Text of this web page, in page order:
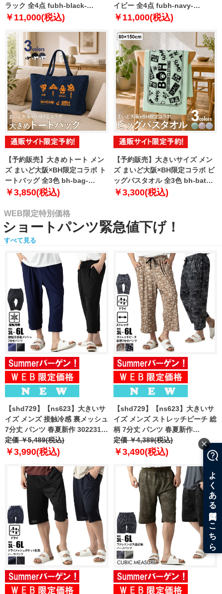
ラック 全4点 fubh-black-
sumo999-b【10月下旬発送予
￥11,000(税込)
イビー 全4点 fubh-navy-
sumo999-b【10月下旬発送予
￥11,000(税込)
【予約販売】大きめトート メン
ズ まいど大阪×BH限定コラボ ト
ートバッグ 全3色 bh-bag-
sumo999【10月下旬発送予定】
￥3,850(税込)
【予約販売】大きいサイズ メン
ズ まいど大阪×BH限定コラボ ビ
ッグバスタオル 全3色 bh-bath-
sumo999【10月下旬発送予定】
￥3,300(税込)
WEB限定特別価格
ショートパンツ緊急値下げ！
すべて見る
【shd729】【ns623】大きいサ
イズ メンズ 接触冷感 裏メッシュ
7分丈 パンツ 春夏新作 302231az
【fre】
定価 ￥5,489(税込)
￥3,990(税込)
【shd729】【ns623】大きいサ
イズ メンズ ストレッチピーチ 総
柄 7分丈 パンツ 春夏新作
302249az 【fre】
定価 ￥4,389(税込)
￥3,490(税込)